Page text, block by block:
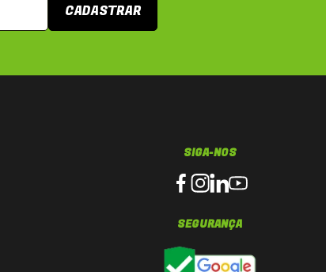
CADASTRAR
SIGA-NOS
SEGURANÇA